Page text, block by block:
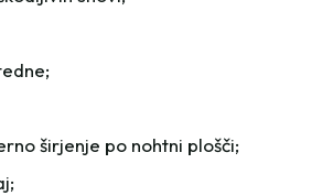
širjenje po nohtni plošči;